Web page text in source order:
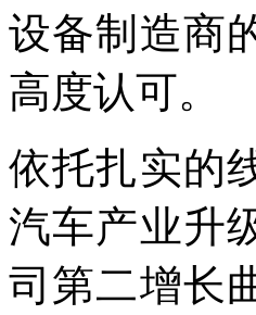
设备制造商
高度认可。
依托扎实的
汽车产业升
司第二增长